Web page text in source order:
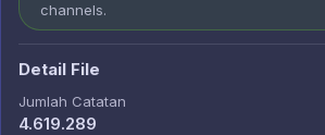
channels.
Detail File
Jumlah Catatan
4.619.289